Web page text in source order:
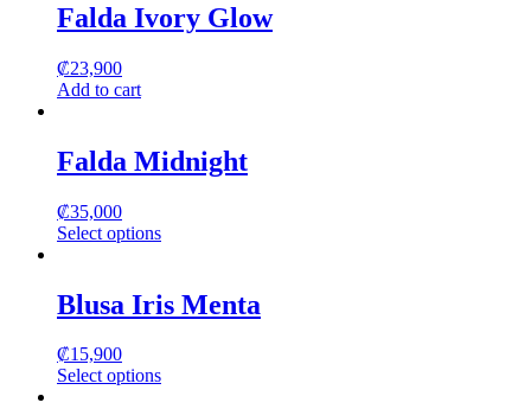
Falda Ivory Glow
₡23,900
Add to cart
Falda Midnight
₡35,000
Select options
has
multiple
The
options
Blusa Iris Menta
₡15,900
Select options